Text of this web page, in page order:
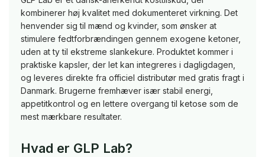
kombinerer høj kvalitet med dokumenteret virkning. Det
henvender sig til mænd og kvinder, som ønsker at
stimulere fedtforbrændingen gennem exogene ketoner,
uden at ty til ekstreme slankekure. Produktet kommer i
praktiske kapsler, der let kan integreres i dagligdagen,
og leveres direkte fra officiel distributør med gratis fragt i
Danmark. Brugerne fremhæver især stabil energi,
appetitkontrol og en lettere overgang til ketose som de
mest mærkbare resultater.
Hvad er GLP Lab?